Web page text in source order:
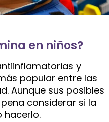
en niños?
y
popular entre las
Aunque sus posibles
considerar si la
hacerlo.